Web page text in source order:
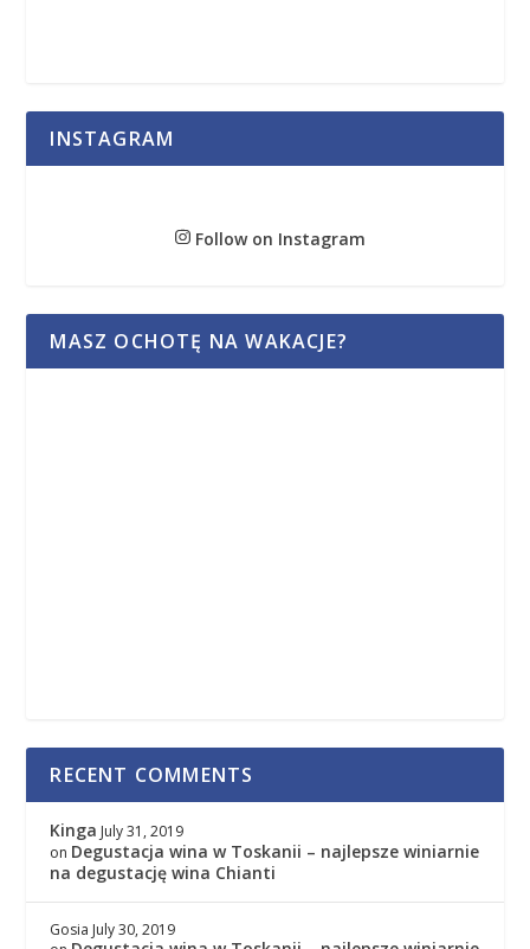
INSTAGRAM
Follow on Instagram
MASZ OCHOTĘ NA WAKACJE?
RECENT COMMENTS
Kinga July 31, 2019
on Degustacja wina w Toskanii – najlepsze winiarnie
na degustację wina Chianti
Gosia July 30, 2019